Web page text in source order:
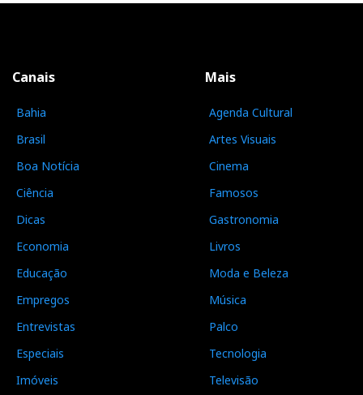
Canais
Bahia
Brasil
Boa Notícia
Ciência
Dicas
Economia
Educação
Empregos
Entrevistas
Especiais
Imóveis
Mais
Agenda Cultural
Artes Visuais
Cinema
Famosos
Gastronomia
Livros
Moda e Beleza
Música
Palco
Tecnologia
Televisão